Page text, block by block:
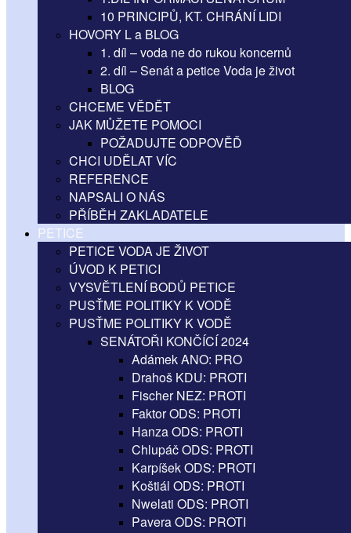
10 PRINCIPŮ, KT. CHRÁNÍ LIDI
HOVORY L a BLOG
1. díl – voda ne do rukou koncernů
2. díl – Senát a petice Voda je život
BLOG
CHCEME VĚDĚT
JAK MŮŽETE POMOCI
POŽADUJTE ODPOVĚĎ
CHCI UDĚLAT VÍC
REFERENCE
NAPSALI O NÁS
PŘÍBĚH ZAKLADATELE
PETICE
PETICE VODA JE ŽIVOT
ÚVOD K PETICI
VYSVĚTLENÍ BODŮ PETICE
PUSŤME POLITIKY K VODĚ
PUSŤME POLITIKY K VODĚ
SENÁTOŘI KONČÍCÍ 2024
Adámek ANO: PRO
Drahoš KDU: PROTI
Fischer NEZ: PROTI
Faktor ODS: PROTI
Hanza ODS: PROTI
Chlupáč ODS: PROTI
Karpíšek ODS: PROTI
Koštiál ODS: PROTI
Nwelati ODS: PROTI
Pavera ODS: PROTI